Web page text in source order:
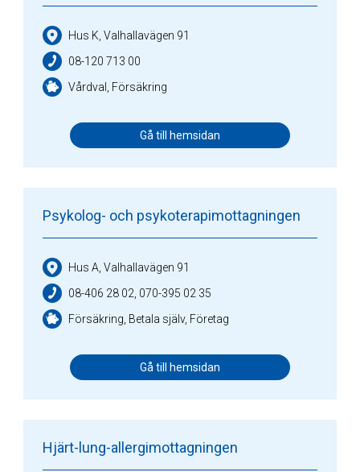
Hus K, Valhallavägen 91
08-120 713 00
Vårdval, Försäkring
Gå till hemsidan
Psykolog- och psykoterapimottagningen
Hus A, Valhallavägen 91
08-406 28 02, 070-395 02 35
Försäkring, Betala själv, Företag
Gå till hemsidan
Hjärt-lung-allergimottagningen